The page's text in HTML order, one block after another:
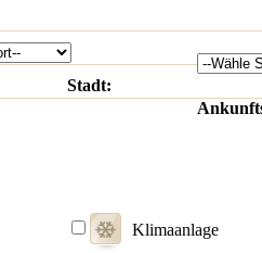
Stadt:
Klimaanlage